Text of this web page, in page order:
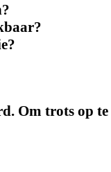
Om trots op te